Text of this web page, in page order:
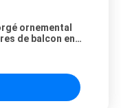
ornemental
de balcon en